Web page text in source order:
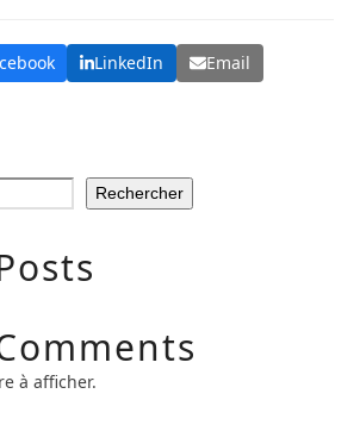
LinkedIn Email
Rechercher
à afficher.